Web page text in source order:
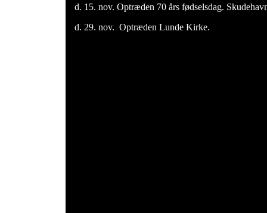
d. 15. nov. Optræden 70 års fødselsdag.
d. 29. nov. Optræden Lunde Kirke.